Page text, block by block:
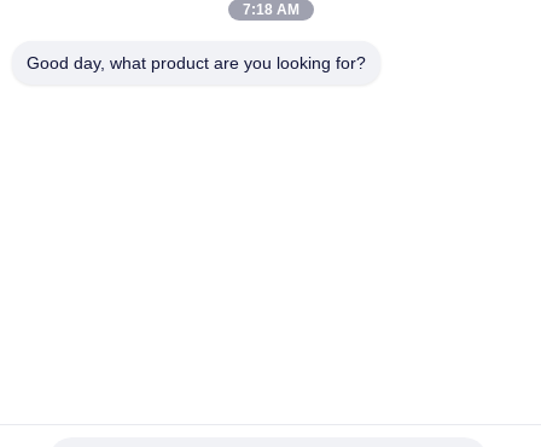
Semi Automatische Transportband V van pvc In werking
7:18 AM
Good day, what product are you looking for?